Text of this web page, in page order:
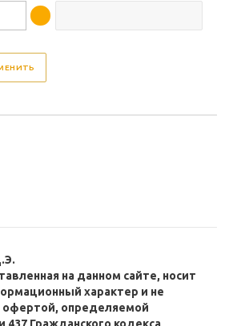
на данном сайте, носит
характер и не
офертой, определяемой